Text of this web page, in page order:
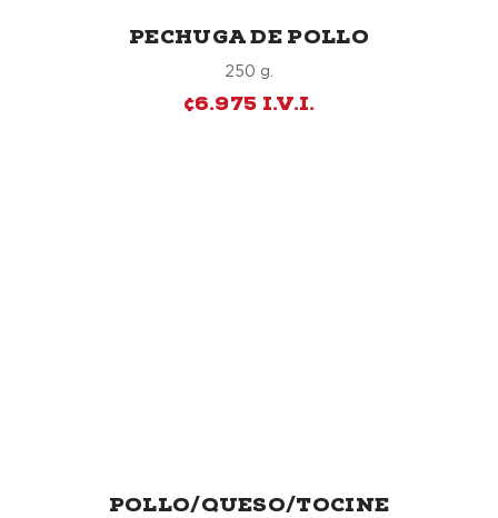
PECHUGA DE POLLO
250 g.
¢6.975 I.V.I.
POLLO/QUESO/TOCINE